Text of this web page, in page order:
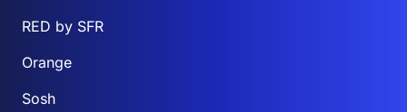
RED by SFR
Orange
Sosh